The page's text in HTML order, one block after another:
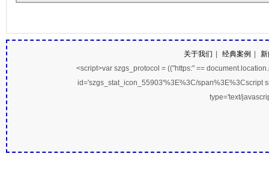
关于我们 经典案例
<script>var szgs_protocol = (("https:" ==
id='szgs_stat_icon_55903'%3E%3C/span%3E%3Cscript
type='text/